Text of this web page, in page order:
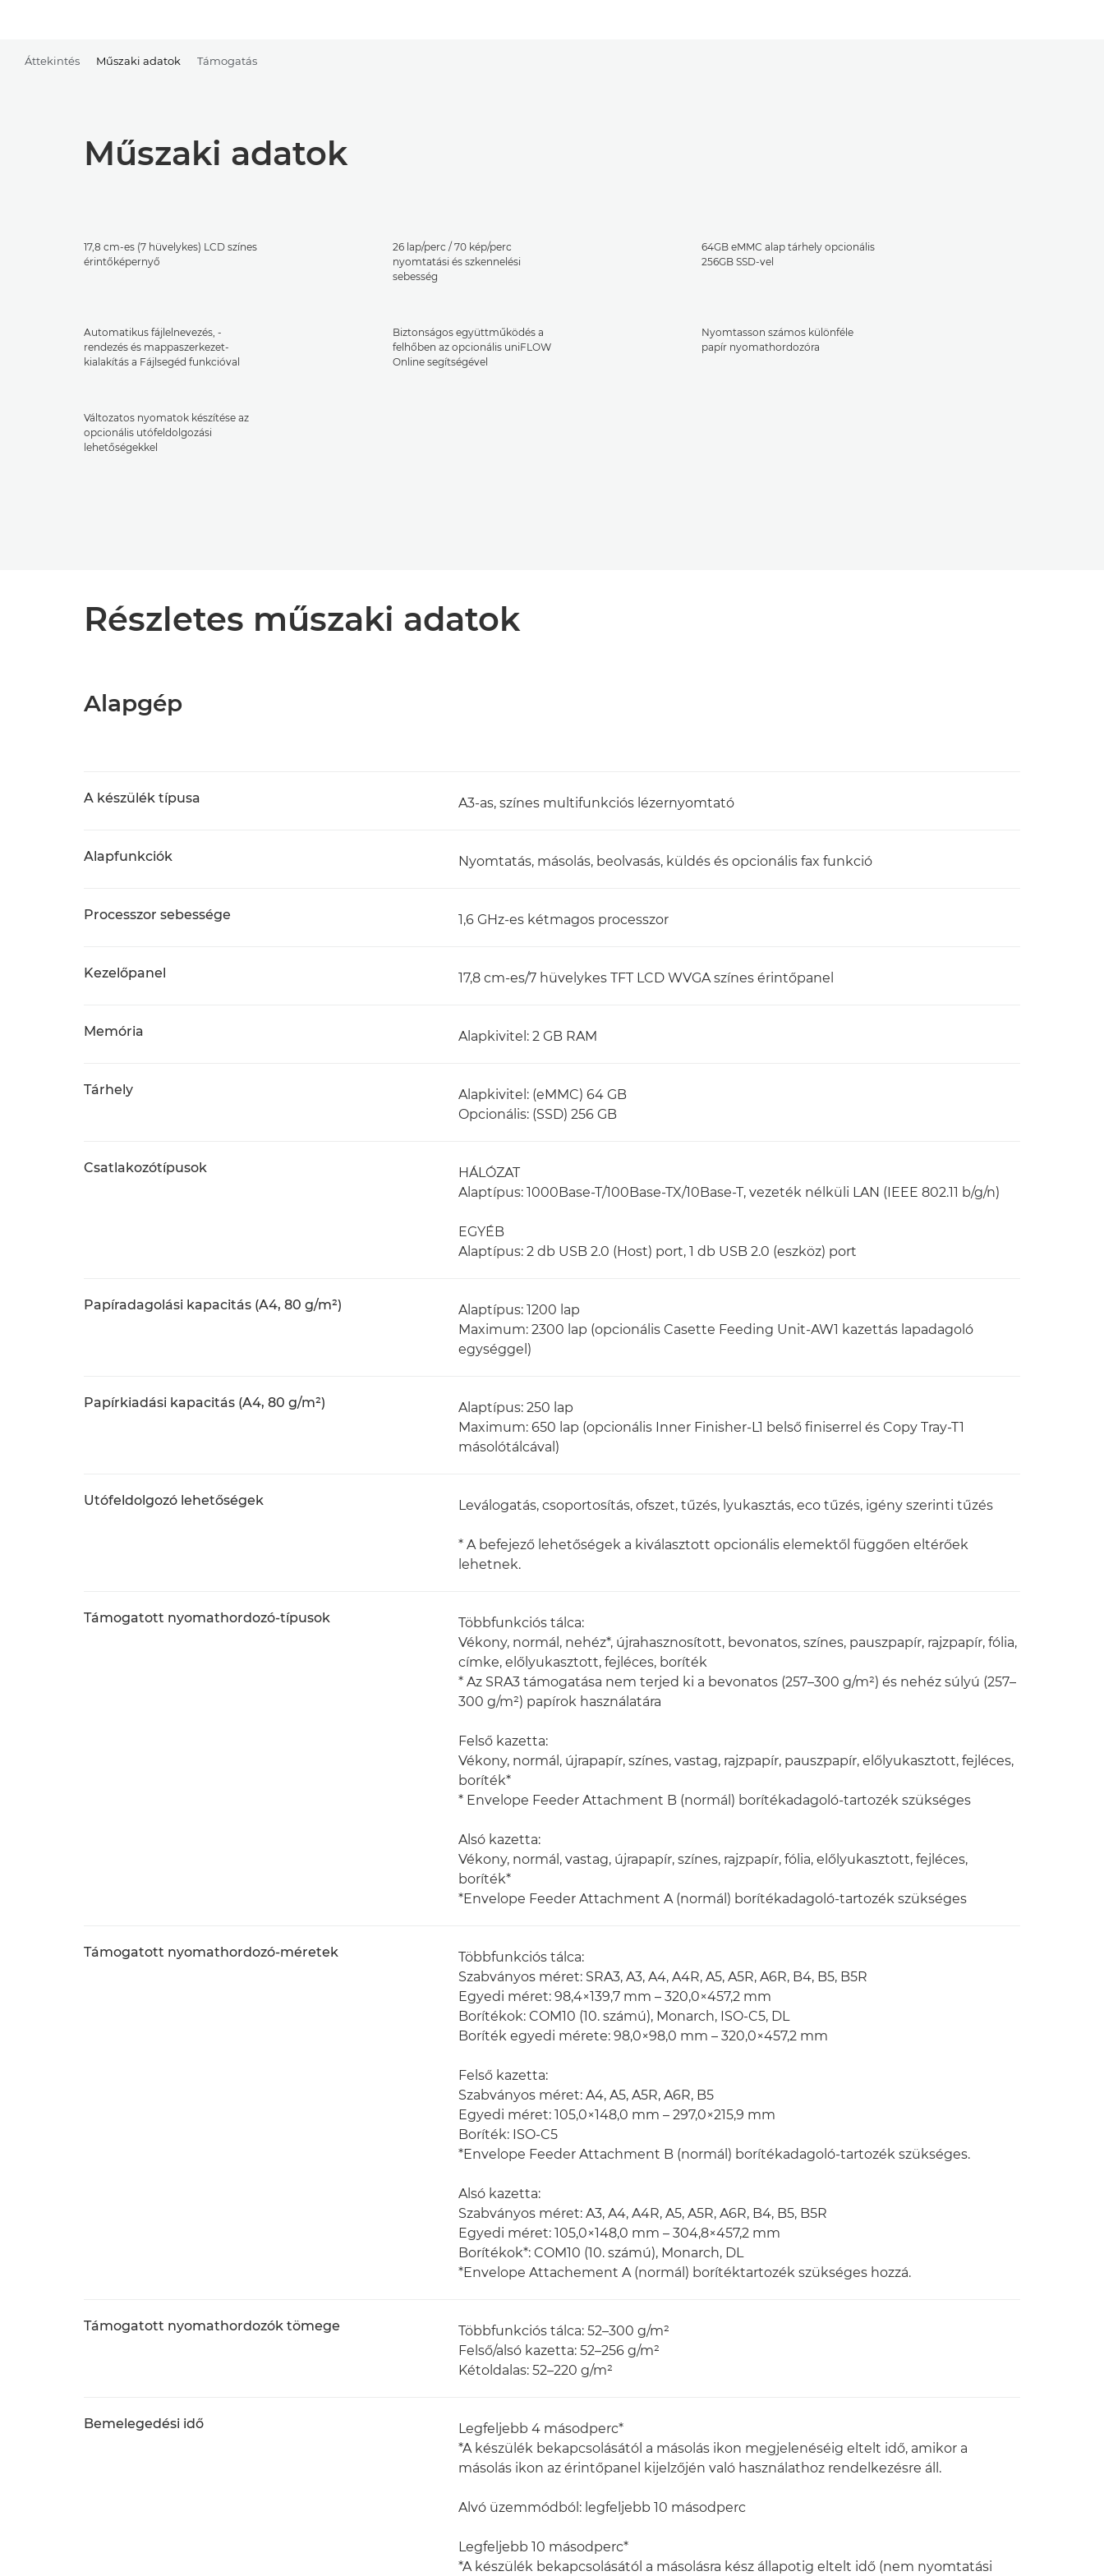
Áttekintés Műszaki adatok Támogatás
Műszaki adatok
17,8 cm-es (7 hüvelykes) LCD színes
érintőképernyő
26 lap/perc / 70 kép/perc
nyomtatási és szkennelési
sebesség
64GB eMMC alap tárhely opcionális
256GB SSD-vel
Automatikus fájlelnevezés, -
rendezés és mappaszerkezet-
kialakítás a Fájlsegéd funkcióval
Biztonságos együttműködés a
felhőben az opcionális uniFLOW
Online segítségével
Nyomtasson számos különféle
papír nyomathordozóra
Változatos nyomatok készítése az
opcionális utófeldolgozási
lehetőségekkel
Részletes műszaki adatok
Alapgép
A készülék típusa A3-as, színes multifunkciós lézernyomtató
Alapfunkciók Nyomtatás, másolás, beolvasás, küldés és opcionális fax funkció
Processzor sebessége 1,6 GHz-es kétmagos processzor
Kezelőpanel 17,8 cm-es/7 hüvelykes TFT LCD WVGA színes érintőpanel
Memória Alapkivitel: 2 GB RAM
Tárhely
Alapkivitel: (eMMC) 64 GB
Opcionális: (SSD) 256 GB
Csatlakozótípusok
HÁLÓZAT
Alaptípus: 1000Base-T/100Base-TX/10Base-T, vezeték nélküli LAN (IEEE 802.11 b/g/n)
EGYÉB
Alaptípus: 2 db USB 2.0 (Host) port, 1 db USB 2.0 (eszköz) port
Papíradagolási kapacitás (A4, 80 g/m²)
Alaptípus: 1200 lap
Maximum: 2300 lap (opcionális Casette Feeding Unit-AW1 kazettás lapadagoló
egységgel)
Papírkiadási kapacitás (A4, 80 g/m²)
Alaptípus: 250 lap
Maximum: 650 lap (opcionális Inner Finisher-L1 belső finiserrel és Copy Tray-T1
másolótálcával)
Utófeldolgozó lehetőségek Leválogatás, csoportosítás, ofszet, tűzés, lyukasztás, eco tűzés, igény szerinti tűzés
* A befejező lehetőségek a kiválasztott opcionális elemektől függően eltérőek
lehetnek.
Támogatott nyomathordozó-típusok
Többfunkciós tálca:
Vékony, normál, nehéz*, újrahasznosított, bevonatos, színes, pauszpapír, rajzpapír, fólia,
címke, előlyukasztott, fejléces, boríték
* Az SRA3 támogatása nem terjed ki a bevonatos (257–300 g/m²) és nehéz súlyú (257–
300 g/m²) papírok használatára
Felső kazetta:
Vékony, normál, újrapapír, színes, vastag, rajzpapír, pauszpapír, előlyukasztott, fejléces,
boríték*
* Envelope Feeder Attachment B (normál) borítékadagoló-tartozék szükséges
Alsó kazetta:
Vékony, normál, vastag, újrapapír, színes, rajzpapír, fólia, előlyukasztott, fejléces,
boríték*
*Envelope Feeder Attachment A (normál) borítékadagoló-tartozék szükséges
Támogatott nyomathordozó-méretek
Többfunkciós tálca:
Szabványos méret: SRA3, A3, A4, A4R, A5, A5R, A6R, B4, B5, B5R
Egyedi méret: 98,4×139,7 mm – 320,0×457,2 mm
Borítékok: COM10 (10. számú), Monarch, ISO-C5, DL
Boríték egyedi mérete: 98,0×98,0 mm – 320,0×457,2 mm
Felső kazetta:
Szabványos méret: A4, A5, A5R, A6R, B5
Egyedi méret: 105,0×148,0 mm – 297,0×215,9 mm
Boríték: ISO-C5
*Envelope Feeder Attachment B (normál) borítékadagoló-tartozék szükséges.
Alsó kazetta:
Szabványos méret: A3, A4, A4R, A5, A5R, A6R, B4, B5, B5R
Egyedi méret: 105,0×148,0 mm – 304,8×457,2 mm
Borítékok*: COM10 (10. számú), Monarch, DL
*Envelope Attachement A (normál) borítéktartozék szükséges hozzá.
Támogatott nyomathordozók tömege
Többfunkciós tálca: 52–300 g/m²
Felső/alsó kazetta: 52–256 g/m²
Kétoldalas: 52–220 g/m²
Bemelegedési idő
Legfeljebb 4 másodperc*
*A készülék bekapcsolásától a másolás ikon megjelenéséig eltelt idő, amikor a
másolás ikon az érintőpanel kijelzőjén való használathoz rendelkezésre áll.
Alvó üzemmódból: legfeljebb 10 másodperc
Legfeljebb 10 másodperc*
*A készülék bekapcsolásától a másolásra kész állapotig eltelt idő (nem nyomtatási